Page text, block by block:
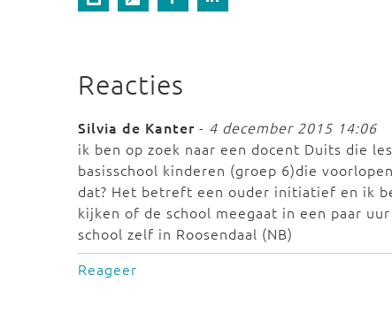
Reacties
Silvia de Kanter - 4 december 2015 14:06
ik ben op zoek naar een docent Duits die
basisschool kinderen (groep 6)die
dat? Het betreft een ouder initiatief en ik
kijken of de school meegaat in een paar
school zelf in Roosendaal (NB)
Reageer